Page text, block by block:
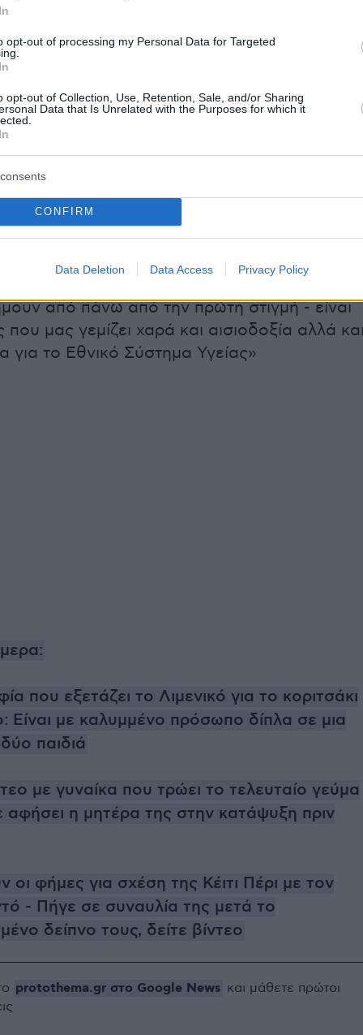
opt-out of processing my Personal Data for Targeted
opt-out of Collection, Use, Retention, Sale, and/or Sharing
Data that Is Unrelated with the Purposes for which it
CONFIRM
Data Deletion Data Access Privacy Policy
τόνισε πως «το Εθνικό Σύστημα
να παραλάβει τον Δημήτρη σε κώμα στο
Μετσόβου, να τον σταθεροποιήσει στον
ανατάξει πλήρως, να τον μεταφέρουμε με
ΕΚΑΒ, δωρεά του Ιδρύματος Σταύρος
τη μεταμόσχευση του και να
το μέλλον με απόλυτη αισιοδοξία, αυτός και
του.
από πάνω από την πρώτη στιγμή - είναι
μας γεμίζει χαρά και αισιοδοξία αλλά
για το Εθνικό Σύστημα Υγείας»
που εξετάζει το Λιμενικό για το κοριτσάκι
με καλυμμένο πρόσωπο δίπλα σε μια
παιδιά
με γυναίκα που τρώει το τελευταίο γεύμα
αφήσει η μητέρα της στην κατάψυξη πριν
φήμες για σχέση της Κέιτι Πέρι με τον
- Πήγε σε συναυλία της μετά το
δείπνο τους, δείτε βίντεο
protothema.gr στο Google News και μάθετε πρώτοι